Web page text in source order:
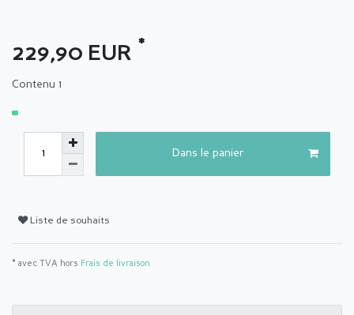
229,90 EUR *
Contenu 1
Dans le panier
Liste de souhaits
* avec TVA hors Frais de livraison